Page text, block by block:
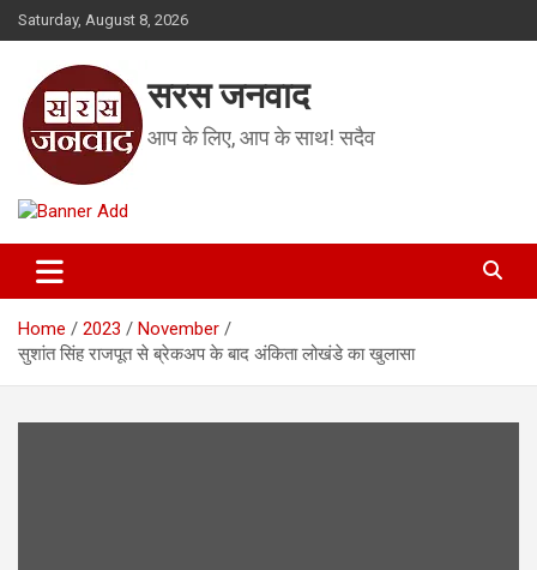
Skip
to
Saturday, August 8, 2026
सरस जनवाद
आप के लिए, आप के साथ! सदैव
Home 2023
November
सुशांत सिंह राजपूत से ब्रेकअप के बाद अंकिता लोखंडे का खुलासा